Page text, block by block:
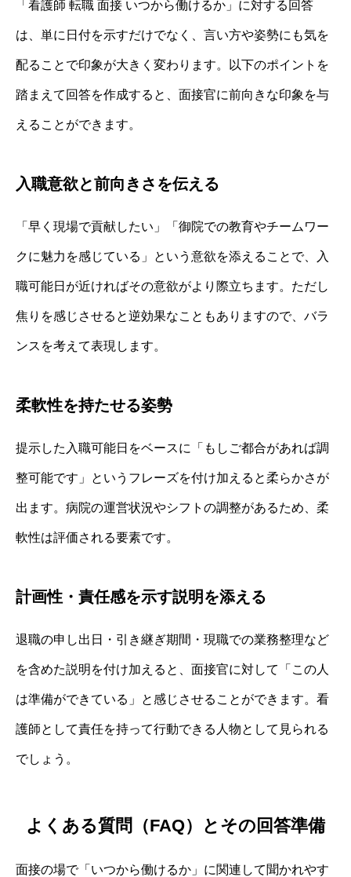
「看護師 転職 面接 いつから働けるか」に対する回答
は、単に日付を示すだけでなく、言い方や姿勢にも気を
配ることで印象が大きく変わります。以下のポイントを
踏まえて回答を作成すると、面接官に前向きな印象を与
えることができます。
入職意欲と前向きさを伝える
「早く現場で貢献したい」「御院での教育やチームワー
クに魅力を感じている」という意欲を添えることで、入
職可能日が近ければその意欲がより際立ちます。ただし
焦りを感じさせると逆効果なこともありますので、バラ
ンスを考えて表現します。
柔軟性を持たせる姿勢
提示した入職可能日をベースに「もしご都合があれば調
整可能です」というフレーズを付け加えると柔らかさが
出ます。病院の運営状況やシフトの調整があるため、柔
軟性は評価される要素です。
計画性・責任感を示す説明を添える
退職の申し出日・引き継ぎ期間・現職での業務整理など
を含めた説明を付け加えると、面接官に対して「この人
は準備ができている」と感じさせることができます。看
護師として責任を持って行動できる人物として見られる
でしょう。
よくある質問（FAQ）とその回答準備
面接の場で「いつから働けるか」に関連して聞かれやす